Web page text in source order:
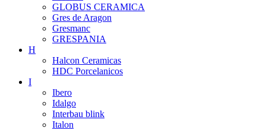
GLOBUS CERAMICA
Gres de Aragon
Gresmanc
GRESPANIA
H
Halcon Ceramicas
HDC Porcelanicos
I
Ibero
Idalgo
Interbau blink
Italon